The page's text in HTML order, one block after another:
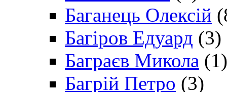
Баганець Олексій
Багіров Едуард (3)
Баграєв Микола (1)
Багрій Петро (3)